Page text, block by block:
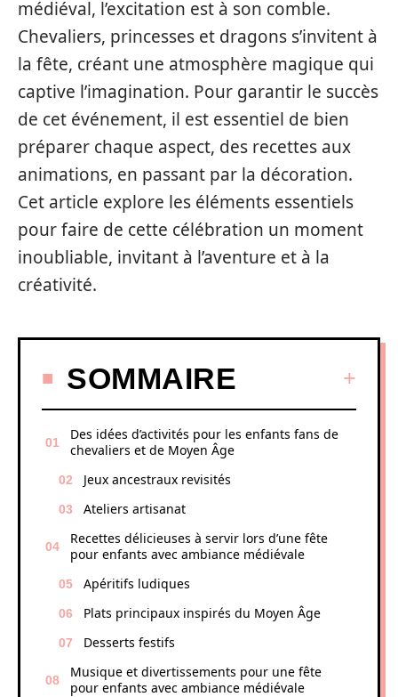
médiéval, l’excitation est à son comble.
Chevaliers, princesses et dragons s’invitent à
la fête, créant une atmosphère magique qui
captive l’imagination. Pour garantir le succès
de cet événement, il est essentiel de bien
préparer chaque aspect, des recettes aux
animations, en passant par la décoration.
Cet article explore les éléments essentiels
pour faire de cette célébration un moment
inoubliable, invitant à l’aventure et à la
créativité.
SOMMAIRE
Des idées d’activités pour les enfants fans de
chevaliers et de Moyen Âge
Jeux ancestraux revisités
Ateliers artisanat
Recettes délicieuses à servir lors d’une fête
pour enfants avec ambiance médiévale
Apéritifs ludiques
Plats principaux inspirés du Moyen Âge
Desserts festifs
Musique et divertissements pour une fête
pour enfants avec ambiance médiévale